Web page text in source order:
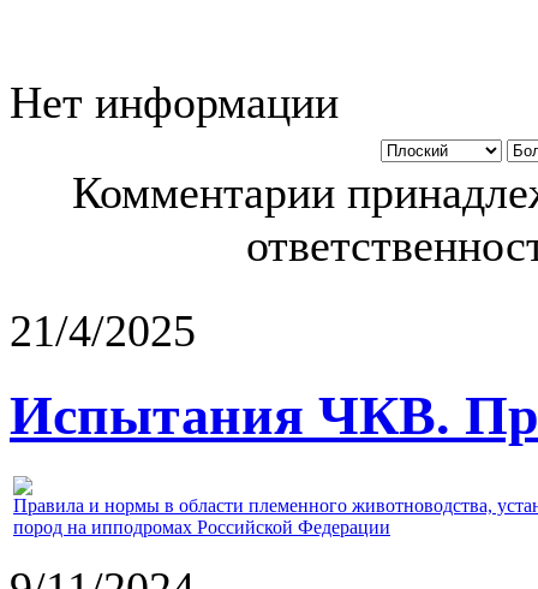
Нет информации
Комментарии
21/4/2025
Испытания ЧКВ.
Правила и нормы в области племенного животноводства,
пород на ипподромах Российской Федерации